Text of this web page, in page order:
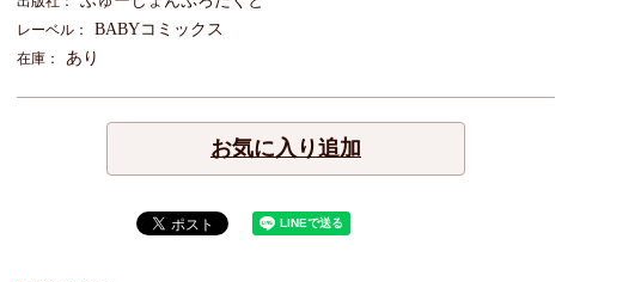
レーベル： BABYコミックス
在庫： あり
お気に入り追加